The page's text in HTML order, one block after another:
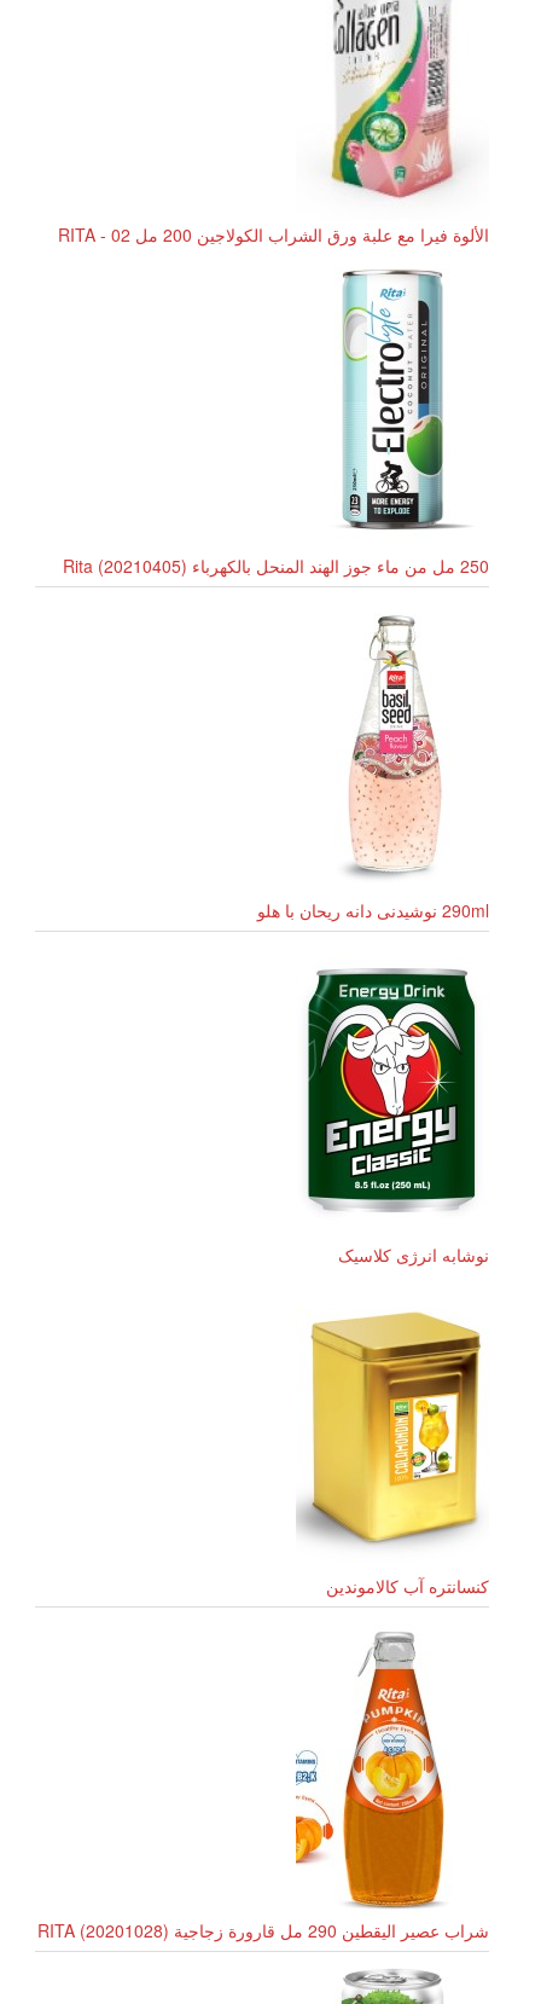
الألوة فيرا مع علبة ورق الشراب الكولاجين 200 مل RITA - 02
250 مل من ماء جوز الهند المنحل بالكهرباء Rita (20210405)
290ml نوشیدنی دانه ریحان با هلو
نوشابه انرژی کلاسیک
کنسانتره آب کالاموندین
شراب عصير اليقطين 290 مل قارورة زجاجية RITA (20201028)